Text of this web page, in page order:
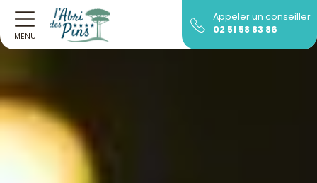
MENU
Appeler un conseiller
02 51 58 83 86